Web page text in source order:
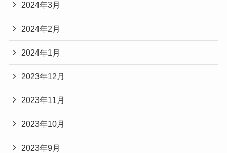
2024年3月
2024年2月
2024年1月
2023年12月
2023年11月
2023年10月
2023年9月